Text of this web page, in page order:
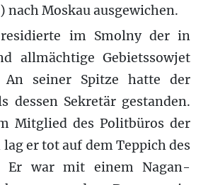
nach Moskau ausgewichen.
im Smolny der in
allmächtige Gebietssowjet
An seiner Spitze hatte der
dessen Sekretär gestanden.
Mitglied des Politbüros der
lag er tot auf dem Teppich des
Er war mit einem Nagan-